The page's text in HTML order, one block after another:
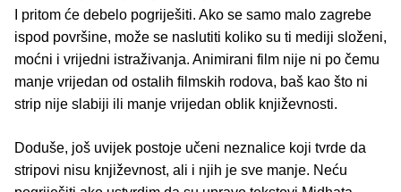
I pritom će debelo pogriješiti. Ako se samo malo zagrebe
ispod površine, može se naslutiti koliko su ti mediji složeni,
moćni i vrijedni istraživanja. Animirani film nije ni po čemu
manje vrijedan od ostalih filmskih rodova, baš kao što ni
strip nije slabiji ili manje vrijedan oblik književnosti.
Doduše, još uvijek postoje učeni neznalice koji tvrde da
stripovi nisu književnost, ali i njih je sve manje. Neću